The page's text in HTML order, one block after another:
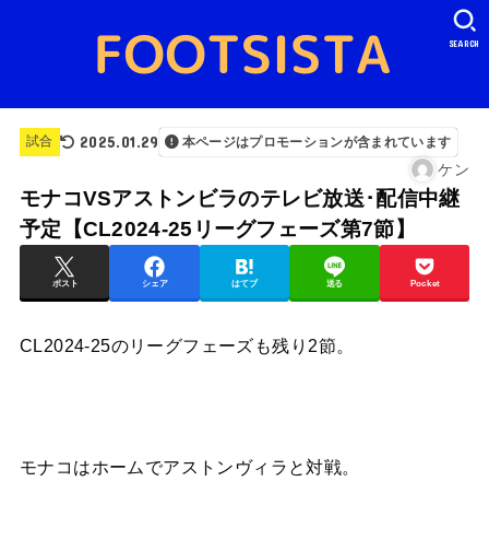
SEARCH
試合 2025.01.29 本ページはプロモーションが含まれています
ケン
モナコVSアストンビラのテレビ放送･配信中継
予定【CL2024-25リーグフェーズ第7節】
ポスト シェア はてブ 送る Pocket
CL2024-25のリーグフェーズも残り2節。
モナコはホームでアストンヴィラと対戦。